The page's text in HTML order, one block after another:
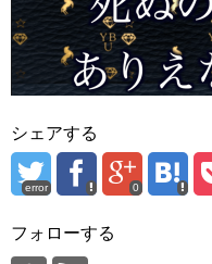
シェアする
error 0
フォローする